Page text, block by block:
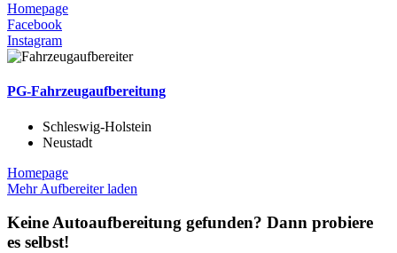
Homepage
Facebook
Instagram
PG-Fahrzeugaufbereitung
Schleswig-Holstein
Neustadt
Homepage
Mehr Aufbereiter laden
Keine Autoaufbereitung gefunden? Dann probiere
es selbst!